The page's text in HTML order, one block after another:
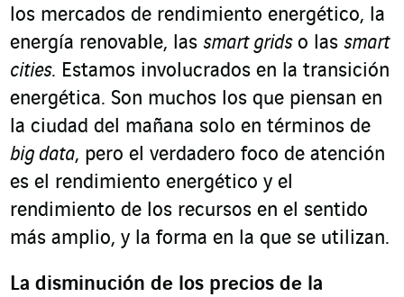
los mercados de rendimiento energético, la
energía renovable, las smart gridso las smart
cities. Estamos involucrados en la transición
energética. Son muchos los que piensan en
la ciudad del mañana solo en términos de
big data, pero el verdadero foco de atención
es el rendimiento energético y el
rendimiento de los recursos en el sentido
más amplio, y la forma en la que se utilizan.
La disminución de los precios de la